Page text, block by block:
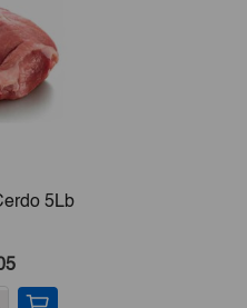
5Lb